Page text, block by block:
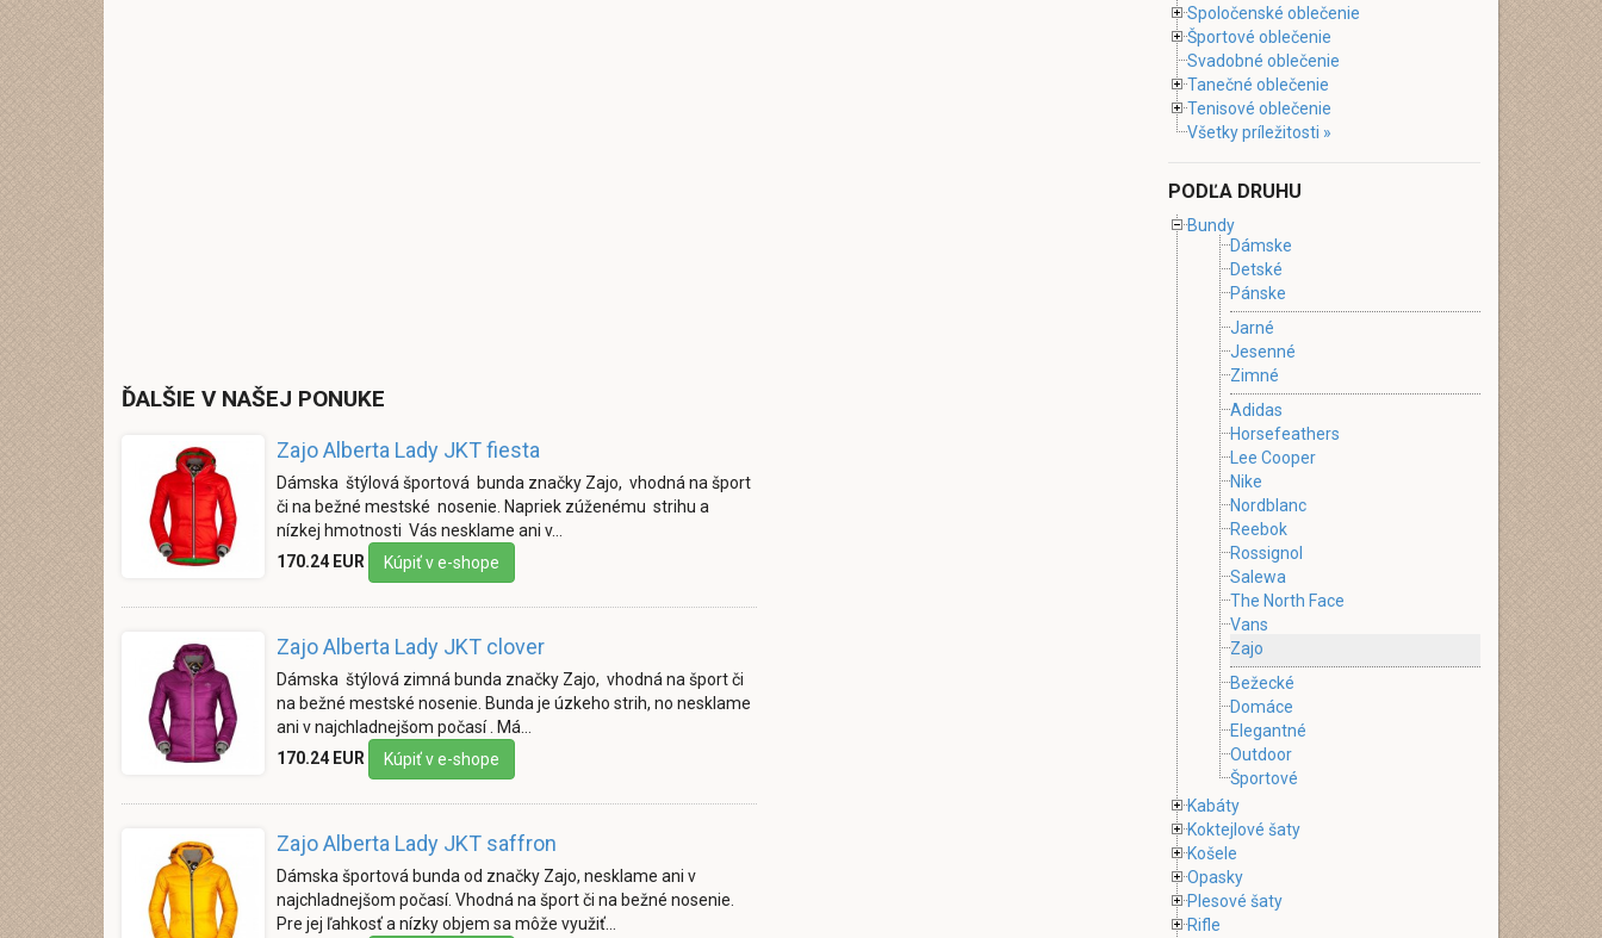
ĎALŠIE V NAŠEJ PONUKE
Zajo Alberta Lady JKT fiesta
Dámska štýlová športová bunda značky Zajo, vhodná na šport
či na bežné mestské nosenie. Napriek zúženému strihu a
nízkej hmotnosti Vás nesklame ani v…
170.24 EUR
Kúpiť v e-shope
Zajo Alberta Lady JKT clover
Dámska štýlová zimná bunda značky Zajo, vhodná na šport či
na bežné mestské nosenie. Bunda je úzkeho strih, no nesklame
ani v najchladnejšom počasí . Má…
170.24 EUR
Kúpiť v e-shope
Zajo Alberta Lady JKT saffron
Dámska športová bunda od značky Zajo, nesklame ani v
najchladnejšom počasí. Vhodná na šport či na bežné nosenie.
Pre jej ľahkosť a nízky objem sa môže využiť…
Spoločenské oblečenie
Športové oblečenie
Svadobné oblečenie
Tanečné oblečenie
Tenisové oblečenie
Všetky príležitosti »
PODĽA DRUHU
Bundy
Dámske
Detské
Pánske
Jarné
Jesenné
Zimné
Adidas
Horsefeathers
Lee Cooper
Nike
Nordblanc
Reebok
Rossignol
Salewa
The North Face
Vans
Zajo
Bežecké
Domáce
Elegantné
Outdoor
Športové
Kabáty
Koktejlové šaty
Košele
Opasky
Plesové šaty
Rifle